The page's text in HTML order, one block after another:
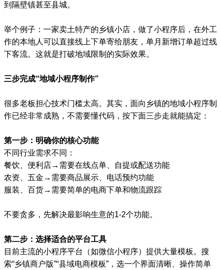
到隔壁镇甚至县城。
举个例子：一家卖土特产的乡镇小店，做了小程序后，在外工
作的本地人可以直接线上下单寄给朋友，单月新增订单超过线
下客流。这就是打破地域限制的实际效果。
三步完成“地域小程序制作”
很多老板担心技术门槛太高。其实，面向乡镇的地域小程序制
作已经非常成熟，不需要懂代码，按下面三步走就能搞定：
第一步：明确你的核心功能
不同行业需求不同：
餐饮、便利店→需要在线点单、自提或配送功能
农资、五金→需要商品展示、电话预约功能
服装、百货→需要简单的电商下单和物流跟踪
不要贪多，先解决最影响生意的1-2个功能。
第二步：选择适合的平台工具
目前主流的小程序平台（如微信小程序）提供大量模板。搜
索“乡镇商户版”“县域电商模板”，选一个界面清晰、操作简单